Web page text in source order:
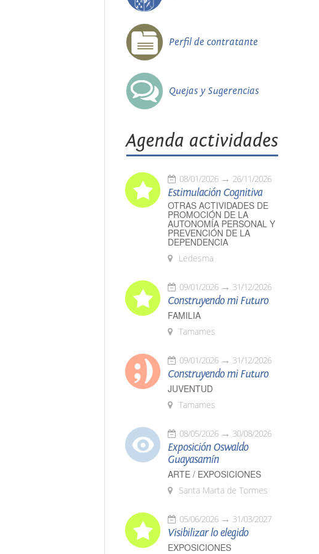
Perfil de contratante
Quejas y Sugerencias
Agenda actividades
08/01/2026 26/11/2026
Estimulación Cognitiva
OTRAS ACTIVIDADES DE
PROMOCIÓN DE LA
AUTONOMÍA PERSONAL Y
PREVENCIÓN DE LA
DEPENDENCIA
Ledesma
09/01/2026 31/12/2026
Construyendo mi Futuro
FAMILIA
Tamames
09/01/2026 31/12/2026
Construyendo mi Futuro
JUVENTUD
Tamames
08/05/2026 30/08/2026
Exposición Oswaldo
Guayasamín
ARTE / EXPOSICIONES
Santa Marta de Tormes
05/06/2026 31/03/2027
Visibilizar lo elegido
EXPOSICIONES